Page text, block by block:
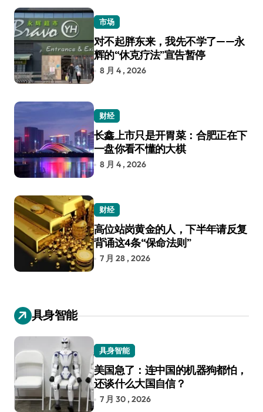
市场
对不起胖东来，我先不学了——永
辉的“休克疗法”宣告暂停
8 月 4 , 2026
财经
长鑫上市只是开胃菜：合肥正在下
一盘你看不懂的大棋
8 月 4 , 2026
财经
高位站岗黄金的人，下半年请反复
背诵这4条“保命法则”
7 月 28 , 2026
具身智能
具身智能
美国急了：连中国的机器狗都怕，
还谈什么大国自信？
7 月 30 , 2026